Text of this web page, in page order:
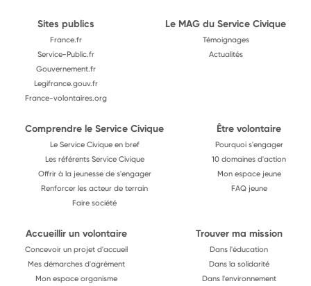
Sites publics
France.fr
Service-Public.fr
Gouvernement.fr
Legifrance.gouv.fr
France-volontaires.org
Le MAG du Service Civique
Témoignages
Actualités
Comprendre le Service Civique
Le Service Civique en bref
Les référents Service Civique
Offrir à la jeunesse de s'engager
Renforcer les acteur de terrain
Faire société
Être volontaire
Pourquoi s'engager
10 domaines d'action
Mon espace jeune
FAQ jeune
Accueillir un volontaire
Concevoir un projet d'accueil
Mes démarches d'agrément
Mon espace organisme
Trouver ma mission
Dans l'éducation
Dans la solidarité
Dans l'environnement